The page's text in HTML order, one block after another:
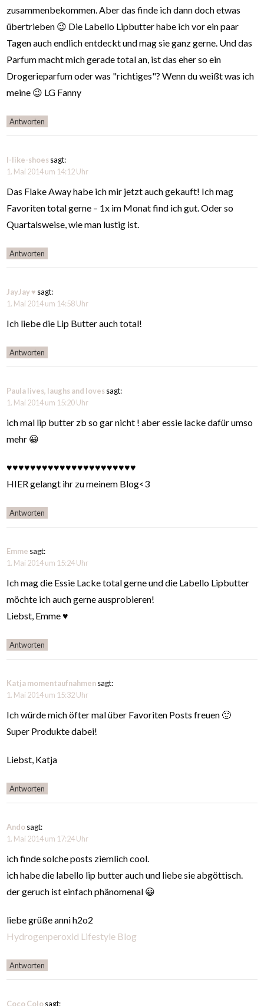
zusammenbekommen. Aber das finde ich dann doch etwas
übertrieben 😉 Die Labello Lipbutter habe ich vor ein paar
Tagen auch endlich entdeckt und mag sie ganz gerne. Und das
Parfum macht mich gerade total an, ist das eher so ein
Drogerieparfum oder was "richtiges"? Wenn du weißt was ich
meine 😉 LG Fanny
Antworten
I-like-shoessagt:
1. Mai 2014 um 14:12 Uhr
Das Flake Away habe ich mir jetzt auch gekauft! Ich mag
Favoriten total gerne – 1x im Monat find ich gut. Oder so
Quartalsweise, wie man lustig ist.
Antworten
JayJay ♥ sagt:
1. Mai 2014 um 14:58 Uhr
Ich liebe die Lip Butter auch total!
Antworten
Paula lives, laughs and lovessagt:
1. Mai 2014 um 15:20 Uhr
ich mal lip butter zb so gar nicht ! aber essie lacke dafür umso
mehr 😀
♥♥♥♥♥♥♥♥♥♥♥♥♥♥♥♥♥♥♥♥♥♥
HIER gelangt ihr zu meinem Blog<3
Antworten
Emme sagt:
1. Mai 2014 um 15:24 Uhr
Ich mag die Essie Lacke total gerne und die Labello Lipbutter
möchte ich auch gerne ausprobieren!
Liebst, Emme ♥
Antworten
Katja momentaufnahmensagt:
1. Mai 2014 um 15:32 Uhr
Ich würde mich öfter mal über Favoriten Posts freuen 🙂
Super Produkte dabei!
Liebst, Katja
Antworten
Andosagt:
1. Mai 2014 um 17:24 Uhr
ich finde solche posts ziemlich cool.
ich habe die labello lip butter auch und liebe sie abgöttisch.
der geruch ist einfach phänomenal 😀
liebe grüße anni h2o2
Hydrogenperoxid Lifestyle Blog
Antworten
Coco Colosagt: